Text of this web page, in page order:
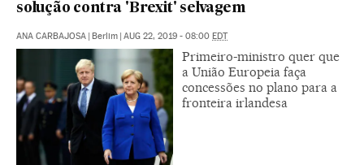
solução contra 'Brexit' selvagem
ANA CARBAJOSA | Berlim | AUG 22, 2019 - 08:00 EDT
Primeiro-ministro quer que
a União Europeia faça
concessões no plano para a
fronteira irlandesa